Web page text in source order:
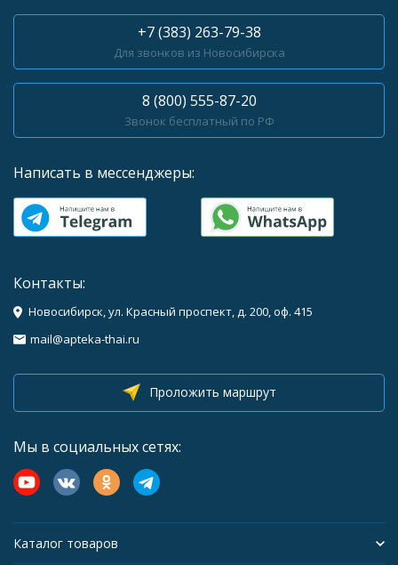
+7 (383) 263-79-38
Для звонков из Новосибирска
8 (800) 555-87-20
Звонок бесплатный по РФ
Написать в мессенджеры:
Контакты:
Новосибирск, ул. Красный проспект, д. 200, оф. 415
mail@apteka-thai.ru
Проложить маршрут
Мы в социальных сетях:
Каталог товаров